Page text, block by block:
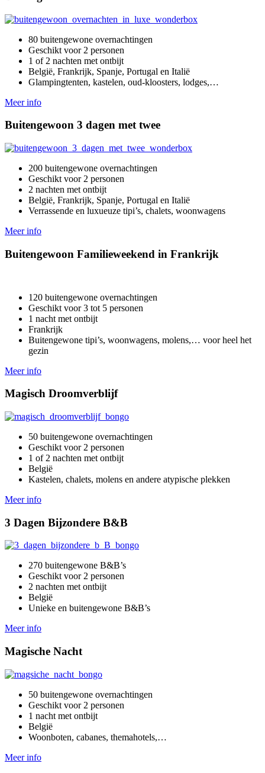
80 buitengewone overnachtingen
Geschikt voor 2 personen
1 of 2 nachten met ontbijt
België, Frankrijk, Spanje, Portugal en Italië
Glampingtenten, kastelen, oud-kloosters, lodges,…
Meer info
Buitengewoon 3 dagen met twee
200 buitengewone overnachtingen
Geschikt voor 2 personen
2 nachten met ontbijt
België, Frankrijk, Spanje, Portugal en Italië
Verrassende en luxueuze tipi’s, chalets, woonwagens
Meer info
Buitengewoon Familieweekend in Frankrijk
120 buitengewone overnachtingen
Geschikt voor 3 tot 5 personen
1 nacht met ontbijt
Frankrijk
Buitengewone tipi’s, woonwagens, molens,… voor heel het
gezin
Meer info
Magisch Droomverblijf
50 buitengewone overnachtingen
Geschikt voor 2 personen
1 of 2 nachten met ontbijt
België
Kastelen, chalets, molens en andere atypische plekken
Meer info
3 Dagen Bijzondere B&B
270 buitengewone B&B’s
Geschikt voor 2 personen
2 nachten met ontbijt
België
Unieke en buitengewone B&B’s
Meer info
Magische Nacht
50 buitengewone overnachtingen
Geschikt voor 2 personen
1 nacht met ontbijt
België
Woonboten, cabanes, themahotels,…
Meer info